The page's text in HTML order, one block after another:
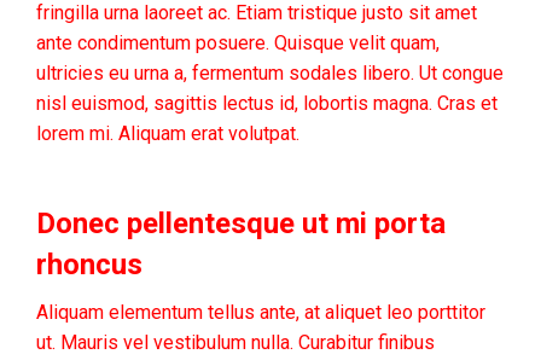
fringilla urna laoreet ac. Etiam tristique justo sit amet
ante condimentum posuere. Quisque velit quam,
ultricies eu urna a, fermentum sodales libero. Ut congue
nisl euismod, sagittis lectus id, lobortis magna. Cras et
lorem mi. Aliquam erat volutpat.
Donec pellentesque ut mi porta
rhoncus
Aliquam elementum tellus ante, at aliquet leo porttitor
ut. Mauris vel vestibulum nulla. Curabitur finibus